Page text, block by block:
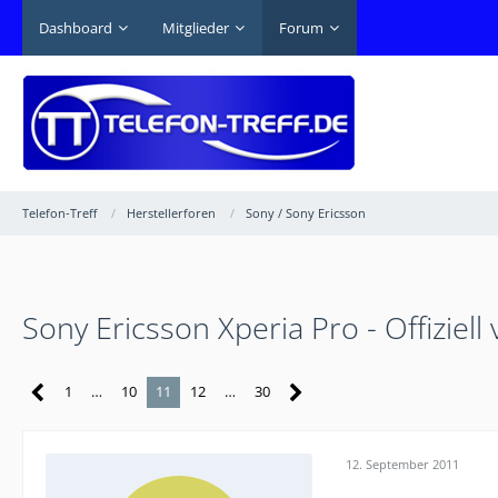
Dashboard Mitglieder Forum
Telefon-Treff Herstellerforen Sony / Sony Ericsson
Sony Ericsson Xperia Pro - Offiziell
1 … 10 11 12 … 30
12. September 2011